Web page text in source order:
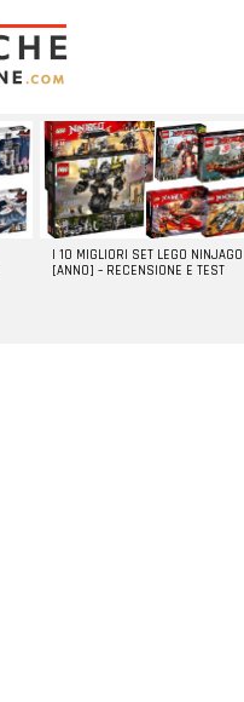
I 10 MIGLIORI SET LEGO NINJAGO
[ANNO] – RECENSIONE E TEST